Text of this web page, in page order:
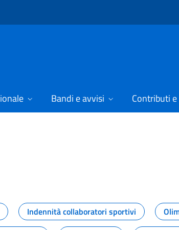
Bandi e avvisi Contributi
per lo sport
Indennità collaboratori sportivi